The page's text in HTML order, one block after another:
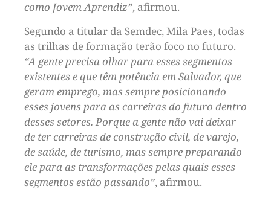
como Jovem Aprendiz”, afirmou.
Segundo a titular da Semdec, Mila Paes, todas
as trilhas de formação terão foco no futuro.
“A gente precisa olhar para esses segmentos
existentes e que têm potência em Salvador, que
geram emprego, mas sempre posicionando
esses jovens para as carreiras do futuro dentro
desses setores. Porque a gente não vai deixar
de ter carreiras de construção civil, de varejo,
de saúde, de turismo, mas sempre preparando
ele para as transformações pelas quais esses
segmentos estão passando”, afirmou.